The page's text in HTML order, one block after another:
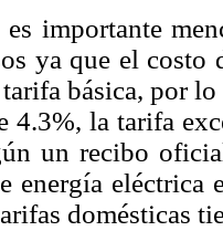
es importante
ya que el
básica, por
4.3%, la tarifa
un recibo
energía
domésticas